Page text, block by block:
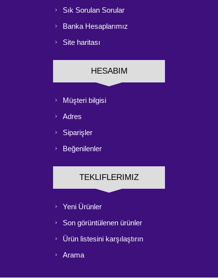
Sık Sorulan Sorular
Banka Hesaplarımız
Site haritası
HESABIM
Müşteri bilgisi
Adres
Siparişler
Beğenilenler
TEKLIFLERIMIZ
Yeni Ürünler
Son görüntülenen ürünler
Ürün listesini karşılaştırın
Arama